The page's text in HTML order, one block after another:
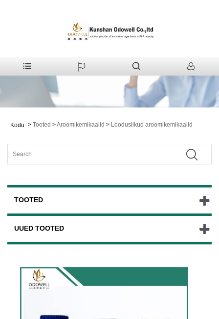
Kodu > Tooted >Aroomikemikaalid > Looduslikud aroomikemikaalid
TOOTED
UUED TOOTED